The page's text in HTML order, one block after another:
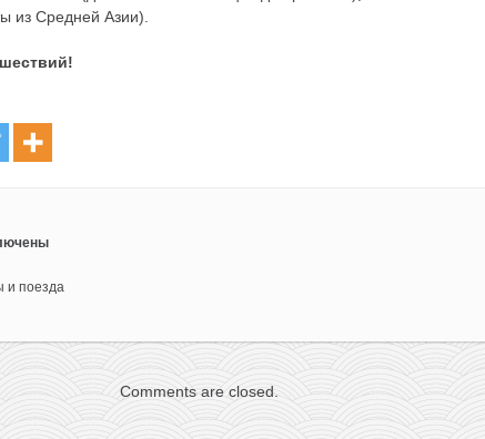
из Средней Азии).
и поезда
Comments are closed.